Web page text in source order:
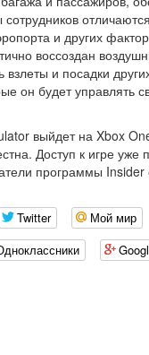
и других
воссоздан
взлеты и посадки
он будет управлять
выйдет на Xbox
Доступ к игре уже
программы Insider
Twitter Мой мир